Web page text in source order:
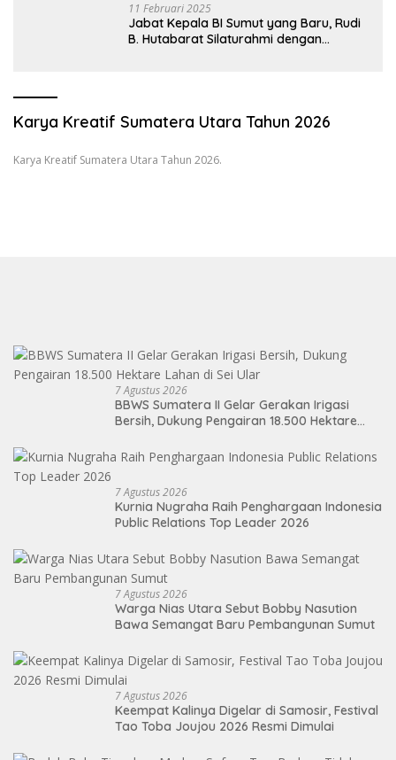
11 Februari 2025
Jabat Kepala BI Sumut yang Baru, Rudi
B. Hutabarat Silaturahmi dengan
Karya Kreatif Sumatera Utara Tahun 2026
Karya Kreatif Sumatera Utara Tahun 2026.
7 Agustus 2026
BBWS Sumatera II Gelar Gerakan Irigasi
Bersih, Dukung Pengairan 18.500 Hektare
7 Agustus 2026
Kurnia Nugraha Raih Penghargaan Indonesia
Public Relations Top Leader 2026
7 Agustus 2026
Warga Nias Utara Sebut Bobby Nasution
Bawa Semangat Baru Pembangunan Sumut
7 Agustus 2026
Keempat Kalinya Digelar di Samosir, Festival
Tao Toba Joujou 2026 Resmi Dimulai